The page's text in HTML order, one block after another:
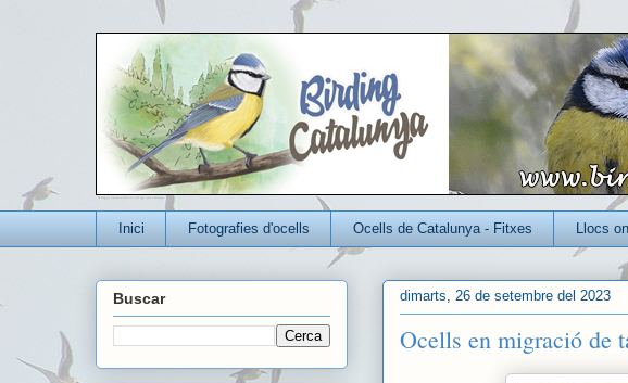
Un blog per conèixer millor els ocells que viuen a Catalunya
Inici Fotografies d'ocells Ocells de Catalunya - Fitxes Llocs
dimarts, 26 de setembre del 2023
Ocells en migració de
Buscar